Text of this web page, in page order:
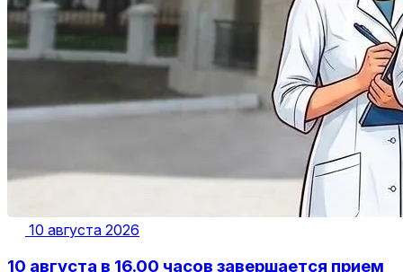
10 августа 2026
10 августа в 16.00 часов завершается прием